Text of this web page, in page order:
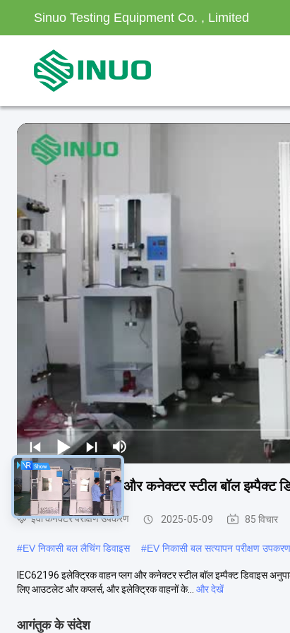
Sinuo Testing Equipment Co. , Limited
इलेक्ट्रिक वाहन प्लग और कनेक्टर स्टील बॉल इम्पैक्ट
ईवी कनेक्टर परीक्षण उपकरण 2025-05-09 85 विचार
#EV निकासी बल लैचिंग डिवाइस #EV निकासी बल सत्यापन परीक्षण उपकरण
IEC62196 इलेक्ट्रिक वाहन प्लग और कनेक्टर स्टील बॉल इम्पैक्ट डिवाइस
लिए आउटलेट और कप्लर्स, और इलेक्ट्रिक वाहनों के...
और देखें
आगंतुक के संदेश